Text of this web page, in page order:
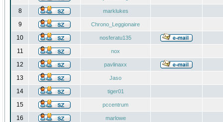
8 marklukes
9 Chrono_Leggionaire
10 nosferatu135
11 nox
12 pavlinaxx
13 Jaso
14 tiger01
15 pccentrum
16 marlowe